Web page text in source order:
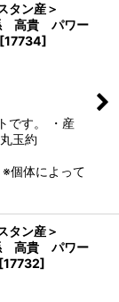
タン産＞
高貴 パワー
[17734]
です。 ・産
玉約
体によって
タン産＞
高貴 パワー
[17732]